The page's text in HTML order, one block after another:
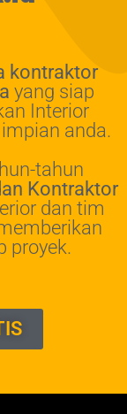
kontraktor
yang siap
Interior
anda.
tahun
Kontraktor
dan tim
proyek.